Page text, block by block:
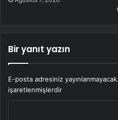
Bir yanıt yazın
E-posta adresiniz yayınlanmayacak.
işaretlenmişlerdir